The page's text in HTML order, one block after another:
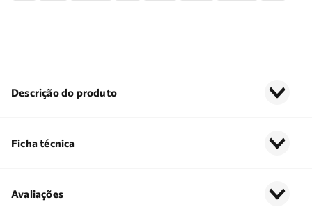
Descrição do produto
Ficha técnica
Avaliações